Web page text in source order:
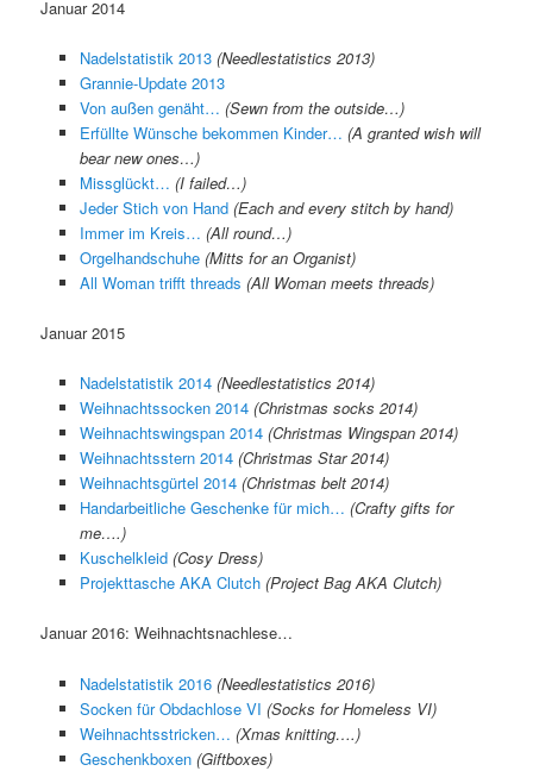
Januar 2014
Nadelstatistik 2013 (Needlestatistics 2013)
Grannie-Update 2013
Von außen genäht… (Sewn from the outside…)
Erfüllte Wünsche bekommen Kinder… (A granted wish will
bear new ones…)
Missglückt… (I failed…)
Jeder Stich von Hand (Each and every stitch by hand)
Immer im Kreis… (All round…)
Orgelhandschuhe (Mitts for an Organist)
All Woman trifft threads (All Woman meets threads)
Januar 2015
Nadelstatistik 2014 (Needlestatistics 2014)
Weihnachtssocken 2014 (Christmas socks 2014)
Weihnachtswingspan 2014 (Christmas Wingspan 2014)
Weihnachtsstern 2014 (Christmas Star 2014)
Weihnachtsgürtel 2014 (Christmas belt 2014)
Handarbeitliche Geschenke für mich… (Crafty gifts for
me….)
Kuschelkleid (Cosy Dress)
Projekttasche AKA Clutch (Project Bag AKA Clutch)
Januar 2016: Weihnachtsnachlese…
Nadelstatistik 2016 (Needlestatistics 2016)
Socken für Obdachlose VI (Socks for Homeless VI)
Weihnachtsstricken… (Xmas knitting….)
Geschenkboxen (Giftboxes)